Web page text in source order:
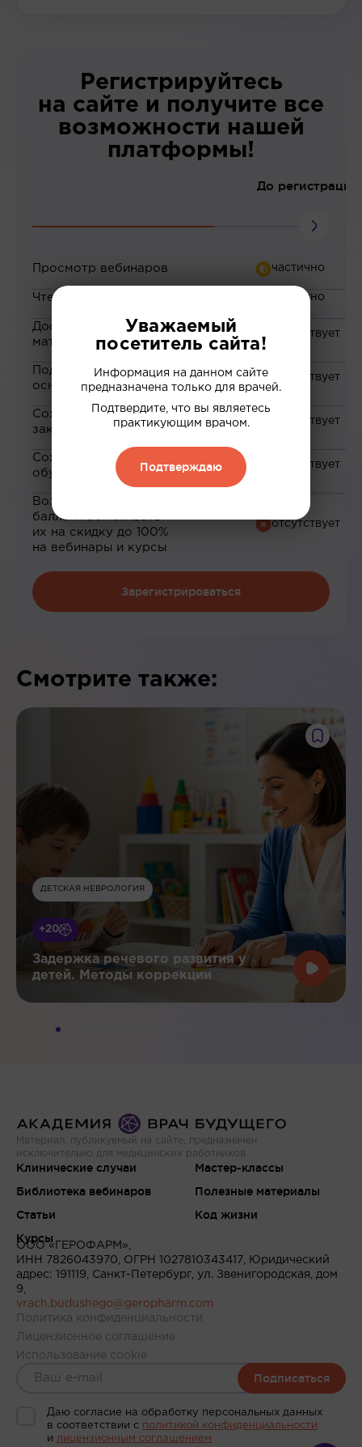
Регистрируйтесь
на сайте и получите все
возможности нашей
платформы!
До регистрации
Просмотр вебинаров
Чтение статей
Доступ к закрытым
материалам
Подборка материалов на
основе ваших интересов
Сохранение материалов в
закладки
Сохранение прогресса по
обучению
Возможность зарабатывать
баллы и обменивать
их на скидку до 100%
на вебинары и курсы
Зарегистрироваться
Смотрите также:
ДЕТСКАЯ НЕВРОЛОГИЯ
+20
Задержка речевого развития у
детей. Методы коррекции
Материал, публикуемый на сайте, предназначен
исключительно для медицинских работников
Клинические случаи
Библиотека вебинаров
Статьи
Курсы
Мастер-классы
Полезные материалы
Код жизни
ООО «ГЕРОФАРМ»,
ИНН 7826043970, ОГРН 1027810343417, Юридический
адрес: 191119, Санкт-Петербург, ул. Звенигородская, дом
9,
vrach.budushego@geropharm.com
Политика конфиденциальности
Лицензионное соглашение
Использование cookie
Подписаться
Даю согласие на обработку персональных данных
в соответствии c политикой конфиденциальности
и лицензионным соглашением
Уважаемый
посетитель сайта!
Информация на данном сайте
предназначена только для врачей.
Подтвердите, что вы являетесь
практикующим врачом.
Подтверждаю